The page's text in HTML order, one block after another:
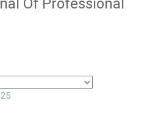
Of Professional